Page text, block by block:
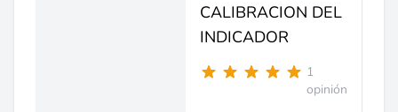
CALIBRACION DEL
INDICADOR
1
opinión